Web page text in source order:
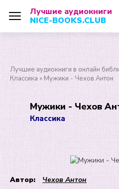
Лучшие аудиокниги
NICE-BOOKS.CLUB
Лучшие аудиокниги в онлайн
Классика » Мужики - Чехов Антон
Мужики - Чехов
Классика
Автор:
Чехов Антон